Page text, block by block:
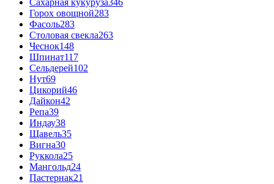
Сахарная кукуруза346
Горох овощной283
Фасоль283
Столовая свекла263
Чеснок148
Шпинат117
Сельдерей102
Нут69
Цикорий46
Дайкон42
Репа39
Индау38
Щавель35
Вигна30
Руккола25
Мангольд24
Пастернак21